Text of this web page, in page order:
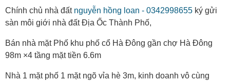
Chính chủ nhà đất nguyễn hồng loan - 0342998655 ký gửi
sàn môi giới nhà đất Địa Ốc Thành Phố,
Bán nhà mặt Phố khu phố cổ Hà Đông gần chợ Hà Đông
98m ×4 tầng mặt tiền 6.6m
Nhà 1 mặt phố 1 mặt ngõ vỉa hè 3m, kinh doanh vô cùng